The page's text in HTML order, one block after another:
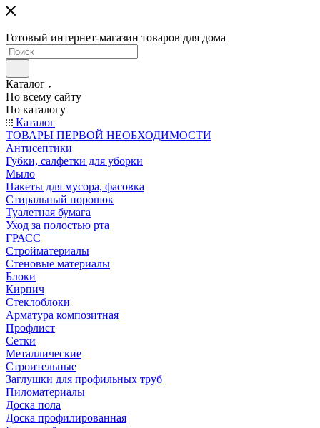
Готовый интернет-магазин товаров для дома
Каталог
По всему сайту
По каталогу
Каталог
ТОВАРЫ ПЕРВОЙ НЕОБХОДИМОСТИ
Антисептики
Губки, салфетки для уборки
Мыло
Пакеты для мусора, фасовка
Стиральный порошок
Туалетная бумага
Уход за полостью рта
ГРАСС
Стройматериалы
Стеновые материалы
Блоки
Кирпич
Стеклоблоки
Арматура композитная
Профлист
Сетки
Металлические
Строительные
Заглушки для профильных труб
Пиломатериалы
Доска пола
Доска профилированная